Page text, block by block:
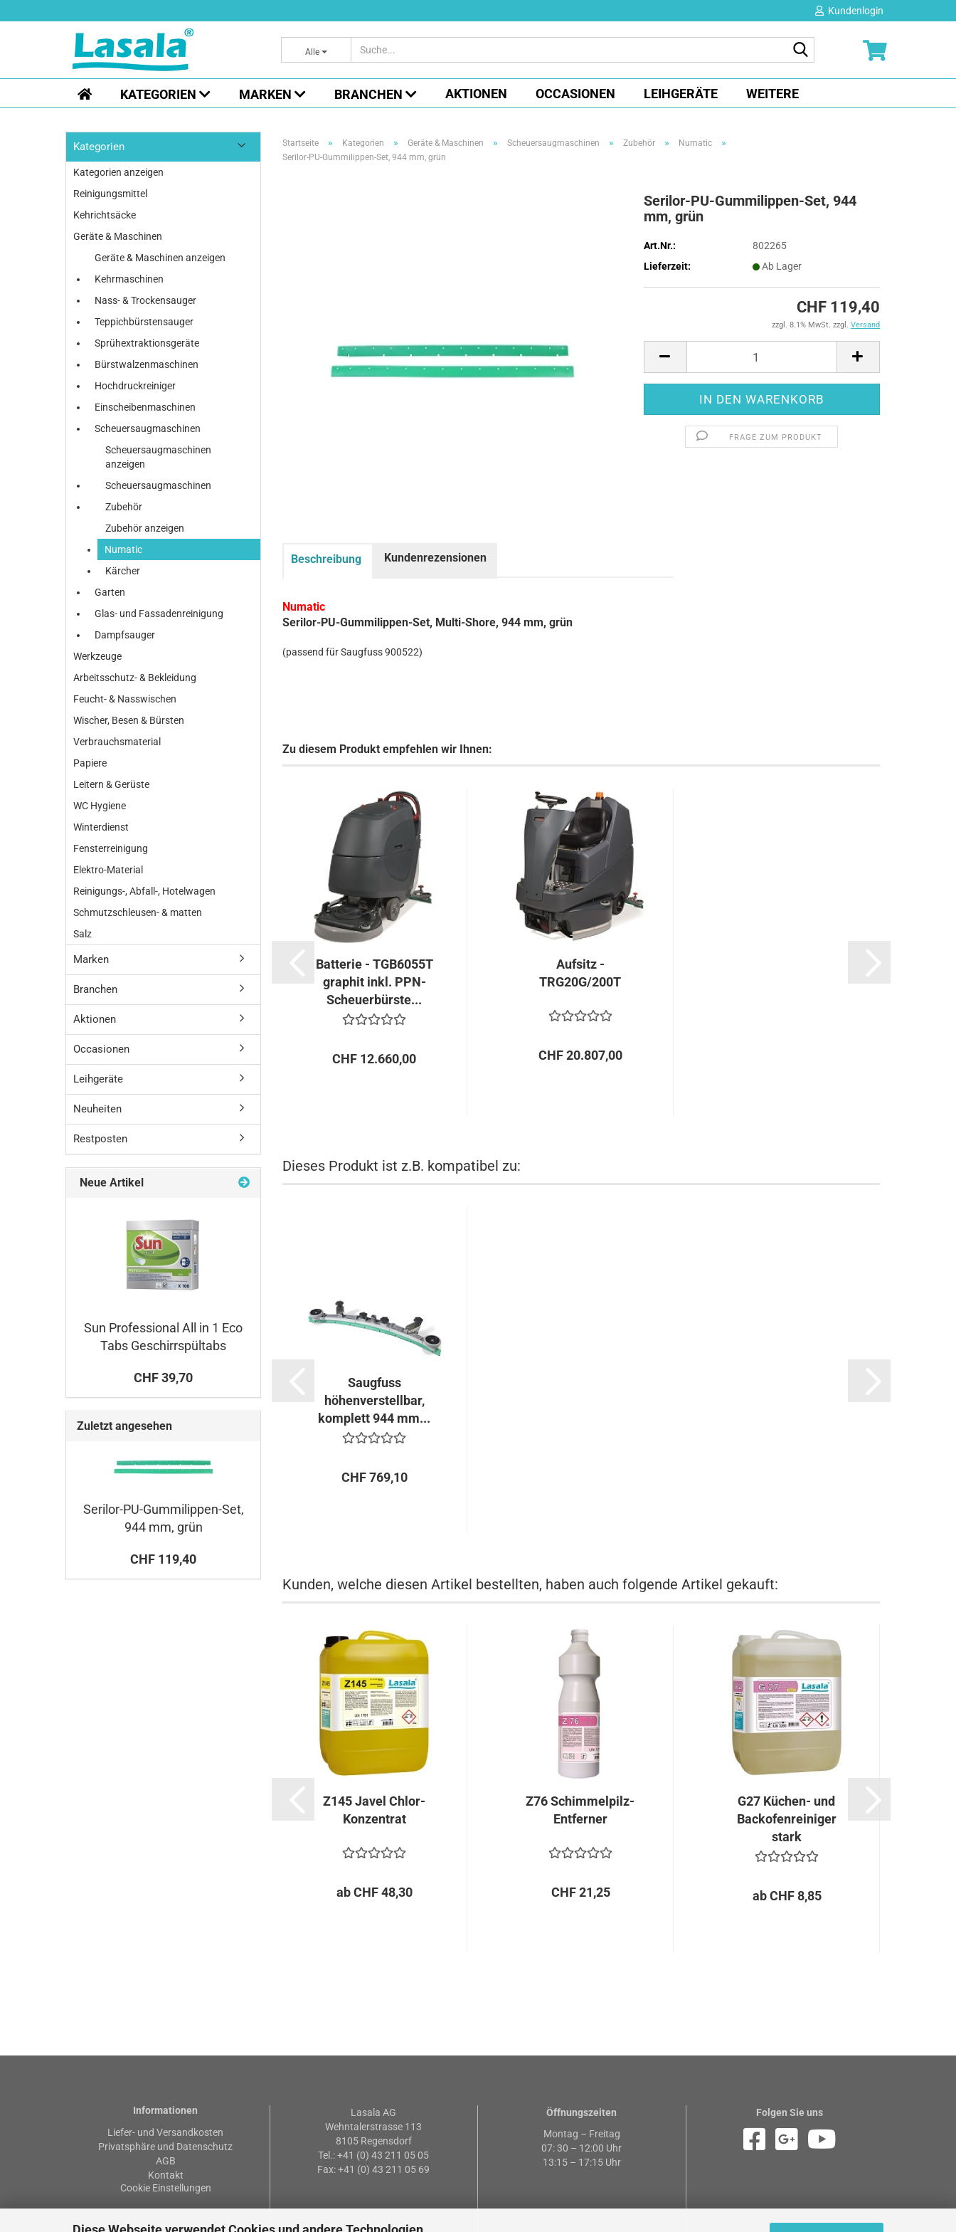
Kundenlogin
E-Mail
Konto erstellen
Alle
KATEGORIEN MARKEN BRANCHEN AKTIONEN OCCASIONEN LEIHGERÄTE WEITERE
Startseite » Kategorien » Geräte & Maschinen » Scheuersaugmaschinen » Zubehör » Numatic »
Serilor-PU-Gummilippen-Set, 944 mm, grün
Serilor-PU-Gummilippen-Set, 944
mm, grün
Art.Nr.:
802265
Lieferzeit:
Ab Lager
CHF 119,40
zzgl. 8.1% MwSt. zzgl. Versand
FRAGE ZUM PRODUKT
Beschreibung Kundenrezensionen
Numatic
Serilor-PU-Gummilippen-Set, Multi-Shore, 944 mm, grün
(passend für Saugfuss 900522)
Zu diesem Produkt empfehlen wir Ihnen:
Batterie - TGB6055T
graphit inkl. PPN-
Scheuerbürste...
CHF 12.660,00
Aufsitz -
TRG20G/200T
CHF 20.807,00
Dieses Produkt ist z.B. kompatibel zu:
Saugfuss
höhenverstellbar,
komplett 944 mm...
CHF 769,10
Kunden, welche diesen Artikel bestellten, haben auch folgende Artikel gekauft:
Z145 Javel Chlor-
Konzentrat
ab CHF 48,30
Z76 Schimmelpilz-
Entferner
CHF 21,25
G27 Küchen- und
Backofenreiniger
stark
ab CHF 8,85
Kategorien
Kategorien anzeigen
Reinigungsmittel
Kehrichtsäcke
Geräte & Maschinen
Geräte & Maschinen anzeigen
Kehrmaschinen
Nass- & Trockensauger
Teppichbürstensauger
Sprühextraktionsgeräte
Bürstwalzenmaschinen
Hochdruckreiniger
Einscheibenmaschinen
Scheuersaugmaschinen
Scheuersaugmaschinen
anzeigen
Scheuersaugmaschinen
Zubehör
Zubehör anzeigen
Numatic
Kärcher
Garten
Glas- und Fassadenreinigung
Dampfsauger
Werkzeuge
Arbeitsschutz- & Bekleidung
Feucht- & Nasswischen
Wischer, Besen & Bürsten
Verbrauchsmaterial
Papiere
Leitern & Gerüste
WC Hygiene
Winterdienst
Fensterreinigung
Elektro-Material
Reinigungs-, Abfall-, Hotelwagen
Schmutzschleusen- & matten
Salz
Marken
Branchen
Aktionen
Occasionen
Leihgeräte
Neuheiten
Restposten
Neue Artikel
Sun Professional All in 1 Eco
Tabs Geschirrspültabs
CHF 39,70
Zuletzt angesehen
Serilor-PU-Gummilippen-Set,
944 mm, grün
CHF 119,40
Informationen
Liefer- und Versandkosten
Privatsphäre und Datenschutz
AGB
Kontakt
Cookie Einstellungen
Lasala AG
Wehntalerstrasse 113
8105 Regensdorf
Tel.: +41 (0) 43 211 05 05
Fax: +41 (0) 43 211 05 69
Öffnungszeiten
Montag – Freitag
07: 30 – 12:00 Uhr
13:15 – 17:15 Uhr
Folgen Sie uns